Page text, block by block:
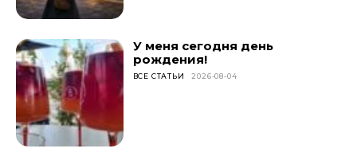
У меня сегодня день
рождения!
ВСЕ СТАТЬИ 2026-08-04